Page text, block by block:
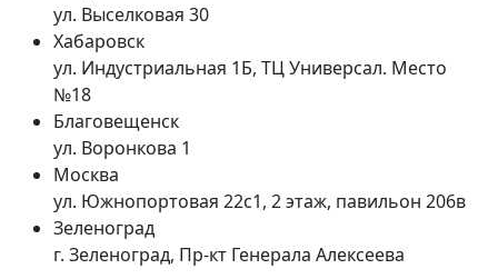
ул. Выселковая 30
Хабаровск
ул. Индустриальная 1Б, ТЦ Универсал. Место
№18
Благовещенск
ул. Воронкова 1
Москва
ул. Южнопортовая 22с1, 2 этаж, павильон 206в
Зеленоград
г. Зеленоград, Пр-кт Генерала Алексеева